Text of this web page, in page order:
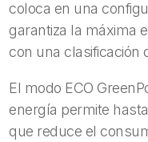
coloca en una
garantiza la máxima
con una clasificación
El modo ECO
energía permite
que reduce el